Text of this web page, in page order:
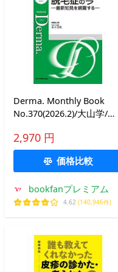
Derma. Monthly Book
No.370(2026.2)/大山学/主
2,970 円
価格比較
bookfanプレミアム
4.62 (140,946件)